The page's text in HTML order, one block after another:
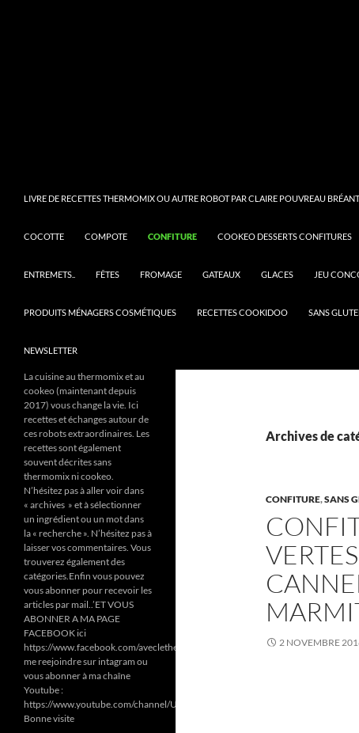
LIVRE DE RECETTES THERMOMIX OU AUTRE ROBOT PAR CLAIRE POUVREAU
COCOTTE COMPOTE CONFITURE COOKEO DESSERTS CONFITURES
ENTREMETS.. FÊTES FROMAGE GATEAUX GLACES JEU
PRODUITS MÉNAGERS COSMÉTIQUES RECETTES COOKIDOO SANS
NEWSLETTER
Archives de
CONFITURE,SANS
2 NOVEMBRE
La cuisine au thermomix et au
cookeo (maintenant depuis
2017) vous change la vie. Ici
recettes et échanges autour de
ces robots extraordinaires. Les
recettes sont également
souvent décrites sans
thermomix ni cookeo.
N’hésitez pas à aller voir dans
« archives » et à sélectionner
un ingrédient ou un mot dans
la « recherche ». N’hésitez pas à
laisser vos commentaires. Vous
trouverez également des
catégories.Enfin vous pouvez
vous abonner pour recevoir les
articles par mail..’ET VOUS
ABONNER A MA PAGE
FACEBOOK ici
https://www.facebook.com/aveclethermomixetcookeodezazoun/
me reejoindre sur intagram ou
vous abonner à ma chaîne
Youtube :
https://www.youtube.com/channel/UC6Pa6dF808fmGjZ5MMlrtaA
Bonne visite